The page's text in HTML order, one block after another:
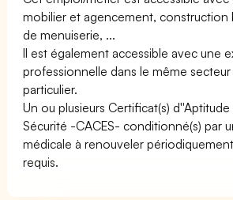
mobilier et agencement, construction
de menuiserie, ...
Il est également accessible avec une
professionnelle dans le même
particulier.
Un ou plusieurs Certificat(s)
Sécurité -CACES- conditionné(s) par
médicale à renouveler
requis.